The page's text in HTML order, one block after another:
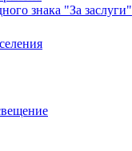
знака "За заслуги"